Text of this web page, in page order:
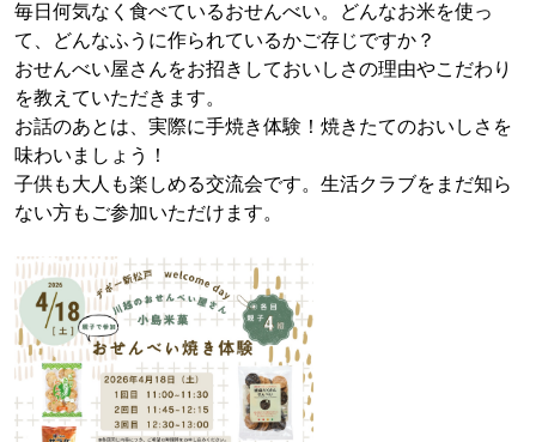
毎日何気なく食べているおせんべい。どんなお米を使っ
て、どんなふうに作られているかご存じですか？
おせんべい屋さんをお招きしておいしさの理由やこだわり
を教えていただきます。
お話のあとは、実際に手焼き体験！焼きたてのおいしさを
味わいましょう！
子供も大人も楽しめる交流会です。生活クラブをまだ知ら
ない方もご参加いただけます。